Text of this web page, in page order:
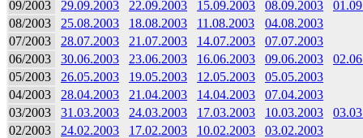
09/2003
29.09.2003 22.09.2003 15.09.2003 08.09.2003
08/2003
25.08.2003 18.08.2003 11.08.2003
04.08.2003
07/2003
28.07.2003 21.07.2003 14.07.2003
07.07.2003
06/2003
30.06.2003 23.06.2003 16.06.2003 09.06.2003
05/2003
26.05.2003 19.05.2003 12.05.2003
05.05.2003
04/2003
28.04.2003 21.04.2003 14.04.2003
07.04.2003
03/2003
31.03.2003 24.03.2003 17.03.2003 10.03.2003
02/2003
24.02.2003 17.02.2003 10.02.2003
03.02.2003